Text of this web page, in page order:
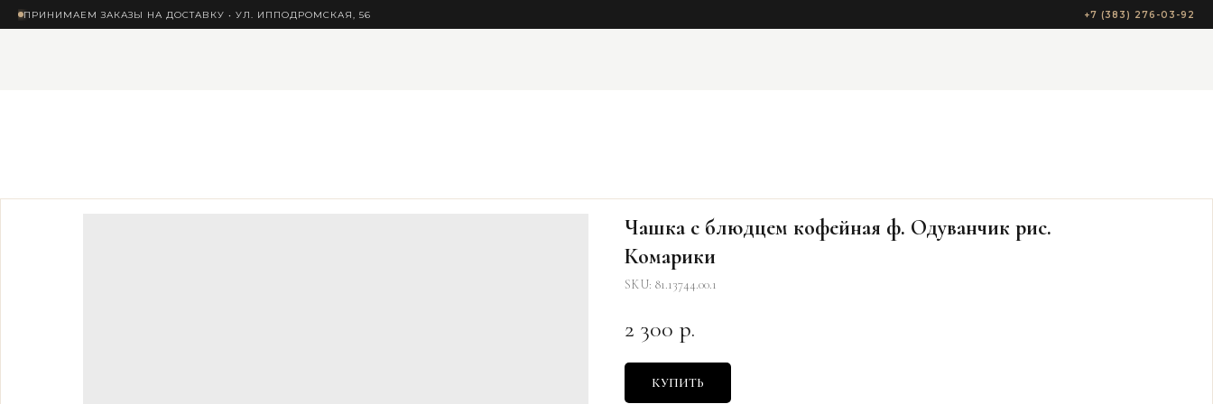
ПРИНИМАЕМ ЗАКАЗЫ НА ДОСТАВКУ • УЛ. ИППОДРОМСКАЯ, 56 +7 (383) 276-03-92
Чашка с блюдцем кофейная ф. Одуванчик рис.
Комарики
SKU: 81.13744.00.1
2 300 р.
КУПИТЬ